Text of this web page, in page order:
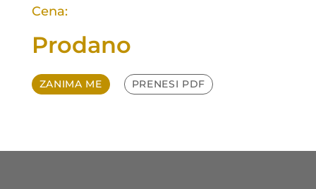
Cena:
Prodano
ZANIMA ME PRENESI PDF